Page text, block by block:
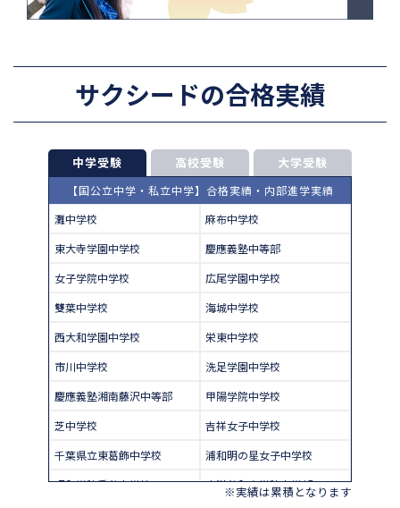
サクシードの合格実績
中学受験 高校受験 大学受験
【国公立中学・私立中学】合格実績・内部進学実績
灘中学校
麻布中学校
東大寺学園中学校
慶應義塾中等部
女子学院中学校
広尾学園中学校
雙葉中学校
海城中学校
西大和学園中学校
栄東中学校
市川中学校
洗足学園中学校
慶應義塾湘南藤沢中等部
甲陽学院中学校
芝中学校
吉祥女子中学校
千葉県立東葛飾中学校
浦和明の星女子中学校
昭和学院秀英中学校
東洋英和女学院中学部
※実績は累積となります